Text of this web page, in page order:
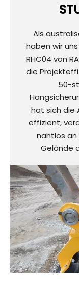
Als
haben wir
RHC04 von
die
50-
hat sich die
effizient,
nahtlos an
Gelände
Vor der
einschließlich
Dies stellte
korrekt